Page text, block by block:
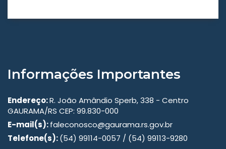
Informações Importantes
Endereço:R. João Amândio Sperb, 338 - Centro
GAURAMA/RS CEP: 99.830-000
E-mail(s):faleconosco@gaurama.rs.gov.br
Telefone(s):(54) 99114-0057 / (54) 99113-9280